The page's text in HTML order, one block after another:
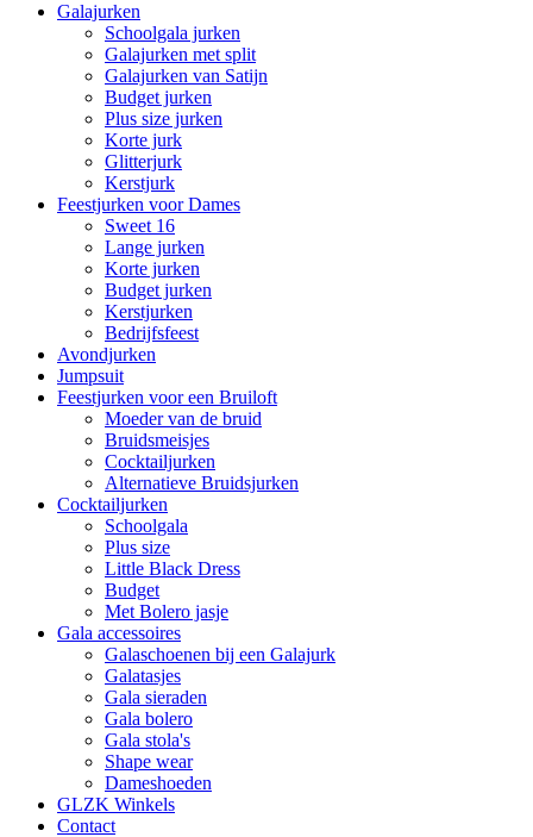
Galajurken
Schoolgala jurken
Galajurken met split
Galajurken van Satijn
Budget jurken
Plus size jurken
Korte jurk
Glitterjurk
Kerstjurk
Feestjurken voor Dames
Sweet 16
Lange jurken
Korte jurken
Budget jurken
Kerstjurken
Bedrijfsfeest
Avondjurken
Jumpsuit
Feestjurken voor een Bruiloft
Moeder van de bruid
Bruidsmeisjes
Cocktailjurken
Alternatieve Bruidsjurken
Cocktailjurken
Schoolgala
Plus size
Little Black Dress
Budget
Met Bolero jasje
Gala accessoires
Galaschoenen bij een Galajurk
Galatasjes
Gala sieraden
Gala bolero
Gala stola's
Shape wear
Dameshoeden
GLZK Winkels
Contact